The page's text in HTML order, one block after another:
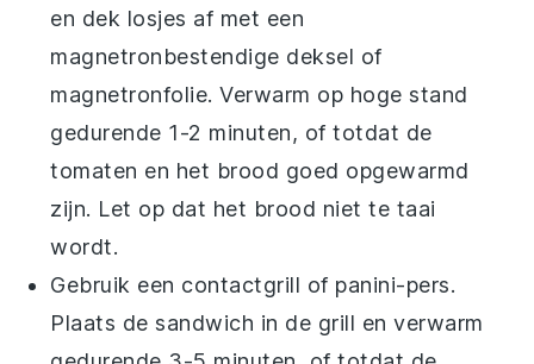
en dek losjes af met een
magnetronbestendige deksel of
magnetronfolie. Verwarm op hoge stand
gedurende 1-2 minuten, of totdat de
tomaten en het brood goed opgewarmd
zijn. Let op dat het brood niet te taai
wordt.
Gebruik een contactgrill of panini-pers.
Plaats desandwich in de grill en verwarm